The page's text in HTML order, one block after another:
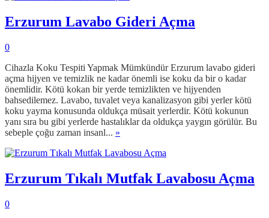
Erzurum Lavabo Gideri Açma
0
Cihazla Koku Tespiti Yapmak Mümkündür Erzurum lavabo gideri
açma hijyen ve temizlik ne kadar önemli ise koku da bir o kadar
önemlidir. Kötü kokan bir yerde temizlikten ve hijyenden
bahsedilemez. Lavabo, tuvalet veya kanalizasyon gibi yerler kötü
koku yayma konusunda oldukça müsait yerlerdir. Kötü kokunun
yanı sıra bu gibi yerlerde hastalıklar da oldukça yaygın görülür. Bu
sebeple çoğu zaman insanl... »
Erzurum Tıkalı Mutfak Lavabosu Açma
0